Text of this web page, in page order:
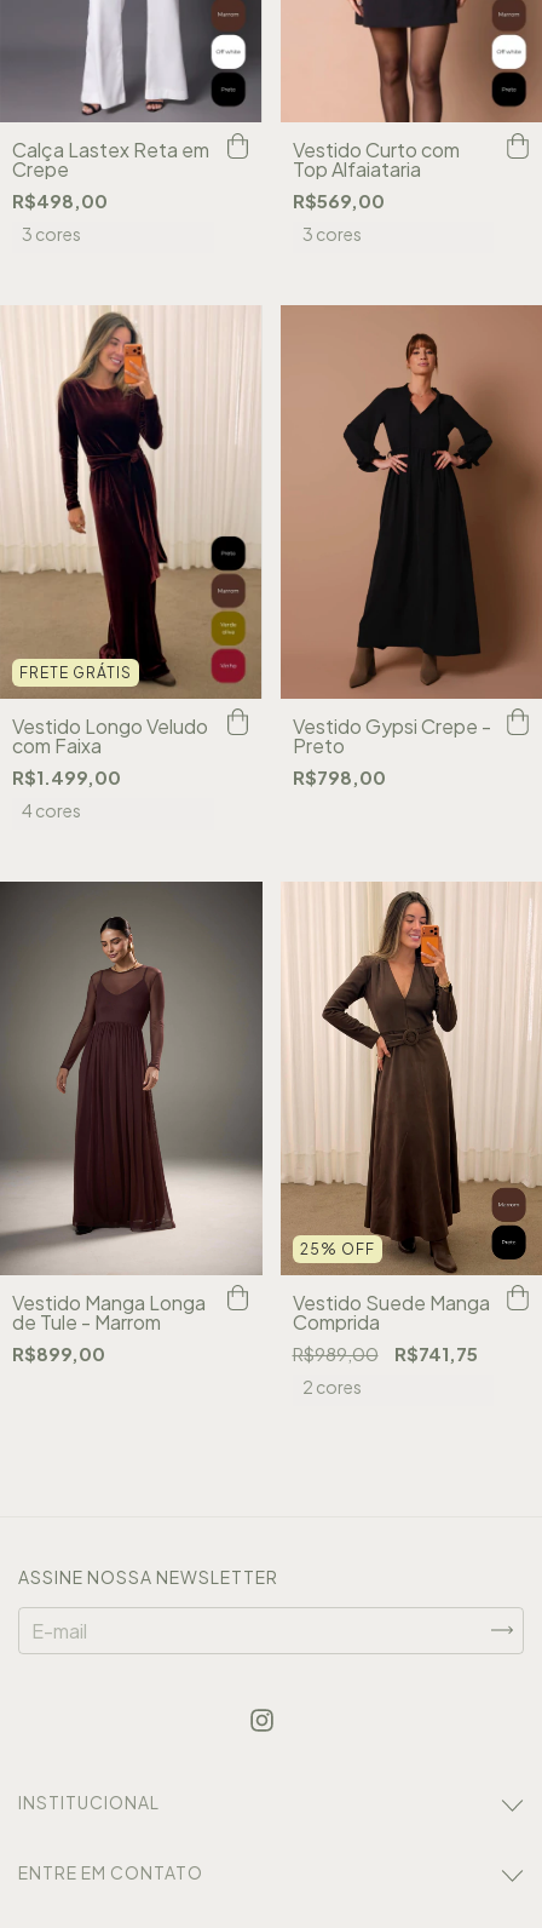
Calça Lastex Reta em
Crepe
R$498,00
3 cores
Vestido Curto com
Top Alfaiataria
R$569,00
3 cores
FRETE GRÁTIS
Vestido Longo Veludo
com Faixa
R$1.499,00
4 cores
Vestido Gypsi Crepe -
Preto
R$798,00
Vestido Manga Longa
de Tule - Marrom
R$899,00
25 % OFF
Vestido Suede Manga
Comprida
R$989,00 R$741,75
2 cores
ASSINE NOSSA NEWSLETTER
INSTITUCIONAL
ENTRE EM CONTATO